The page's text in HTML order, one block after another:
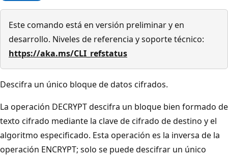
Este comando está en versión preliminar y en
desarrollo. Niveles de referencia y soporte técnico:
https://aka.ms/CLI_refstatus
Descifra un único bloque de datos cifrados.
La operación DECRYPT descifra un bloque bien formado de
texto cifrado mediante la clave de cifrado de destino y el
algoritmo especificado. Esta operación es la inversa de la
operación ENCRYPT; solo se puede descifrar un único